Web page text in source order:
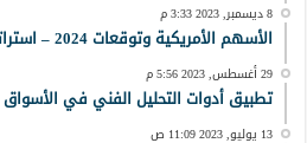
8 ديسمبر, 2023 3:33 م
الأسهم الأمريكية وتوقعات 2024 – استراتيجيات وفرص أهم 5 أسهم
29 أغسطس, 2023 5:56 م
تطبيق أدوات التحليل الفني في الأسواق
13 يوليو, 2023 11:09 ص